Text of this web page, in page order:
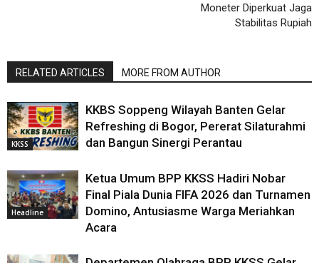
Moneter Diperkuat Jaga
Stabilitas Rupiah
RELATED ARTICLES MORE FROM AUTHOR
KKSS
KKBS Soppeng Wilayah Banten Gelar
Refreshing di Bogor, Pererat Silaturahmi
dan Bangun Sinergi Perantau
Headline
Ketua Umum BPP KKSS Hadiri Nobar
Final Piala Dunia FIFA 2026 dan Turnamen
Domino, Antusiasme Warga Meriahkan
Acara